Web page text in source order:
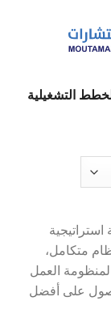
التشغيلية
متكامل،
لمنظومة العمل
على أفضل